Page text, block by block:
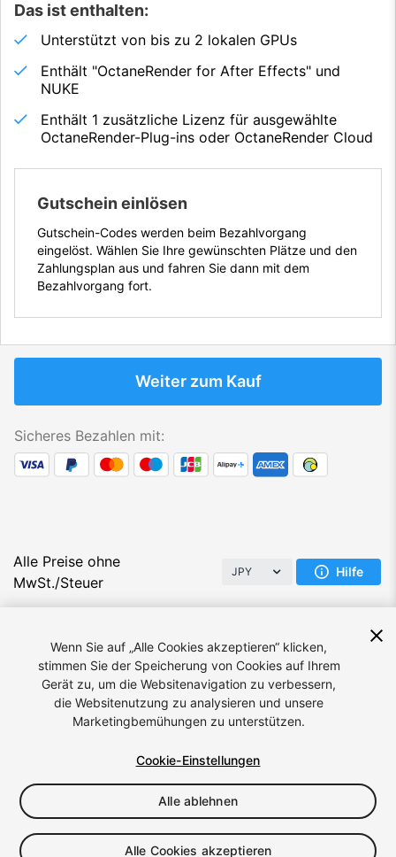
Das ist enthalten:
Unterstützt von bis zu 2 lokalen GPUs
Enthält "OctaneRender for After Effects" und
NUKE
Enthält 1 zusätzliche Lizenz für ausgewählte
OctaneRender-Plug-ins oder OctaneRender Cloud
Gutschein einlösen
Gutschein-Codes werden beim Bezahlvorgang
eingelöst. Wählen Sie Ihre gewünschten Plätze und den
Zahlungsplan aus und fahren Sie dann mit dem
Bezahlvorgang fort.
Weiter zum Kauf
Sicheres Bezahlen mit:
Alle Preise ohne
MwSt./Steuer
JPY Hilfe
Sprache:Deutsch
© 2026 Unity Technologies
Rechtliches Datenschutzrichtlinie
Cookies
Meine personenbezogenen Daten nicht verkaufen/offenlegen
Wenn Sie auf „Alle Cookies akzeptieren“ klicken,
stimmen Sie der Speicherung von Cookies auf Ihrem
Gerät zu, um die Websitenavigation zu verbessern,
die Websitenutzung zu analysieren und unsere
Marketingbemühungen zu unterstützen.
Cookie-Einstellungen
Alle ablehnen
Alle Cookies akzeptieren